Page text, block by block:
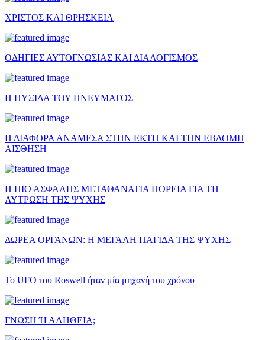
ΧΡΙΣΤΟΣ ΚΑΙ ΘΡΗΣΚΕΙΑ
ΟΔΗΓΙΕΣ ΑΥΤΟΓΝΩΣΙΑΣ ΚΑΙ ΔΙΑΛΟΓΙΣΜΟΣ
Η ΠΥΞΙΔΑ ΤΟΥ ΠΝΕΥΜΑΤΟΣ
Η ΔΙΑΦΟΡΑ ΑΝΑΜΕΣΑ ΣΤΗΝ ΕΚΤΗ ΚΑΙ ΤΗΝ ΕΒΔΟΜΗ
ΑΙΣΘΗΣΗ
Η ΠΙΟ ΑΣΦΑΛΗΣ ΜΕΤΑΘΑΝΑΤΙΑ ΠΟΡΕΙΑ ΓΙΑ ΤΗ
ΛΥΤΡΩΣΗ ΤΗΣ ΨΥΧΗΣ
ΔΩΡΕΑ ΟΡΓΑΝΩΝ: Η ΜΕΓΑΛΗ ΠΑΓΙΔΑ ΤΗΣ ΨΥΧΗΣ
Το UFO του Roswell ήταν μία μηχανή του χρόνου
ΓΝΩΣΗ Ή ΑΛΗΘΕΙΑ;